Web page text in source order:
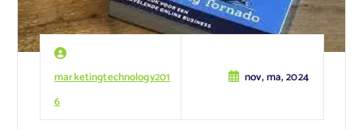
marketingtechnology201
6
nov, ma, 2024